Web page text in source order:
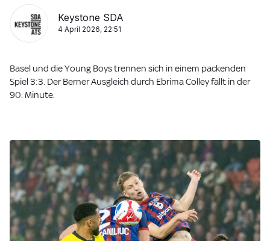
Keystone SDA
4 April 2026, 22:51
Basel und die Young Boys trennen sich in einem packenden
Spiel 3:3. Der Berner Ausgleich durch Ebrima Colley fällt in der
90. Minute.